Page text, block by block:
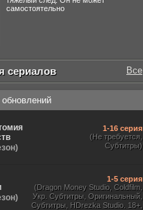
самостоятельно
сериалов Все
1-16 серия
(Не требуется,
Субтитры)
1-5 серия
(Dragon Money Studio, Coldfilm,
Укр. Субтитры, Оригинальный,
Субтитры, HDrezka Studio. 18+,